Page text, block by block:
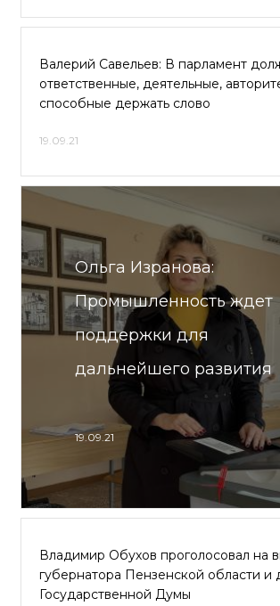
Валерий Савельев: В парламент
ответственные, деятельные,
способные держать слово
19.09.21
Ольга Изранова:
Промышленность ждет
поддержки для
дальнейшего развития
19.09.21
Владимир Обухов проголосовал на
губернатора Пензенской области и
Государственной Думы